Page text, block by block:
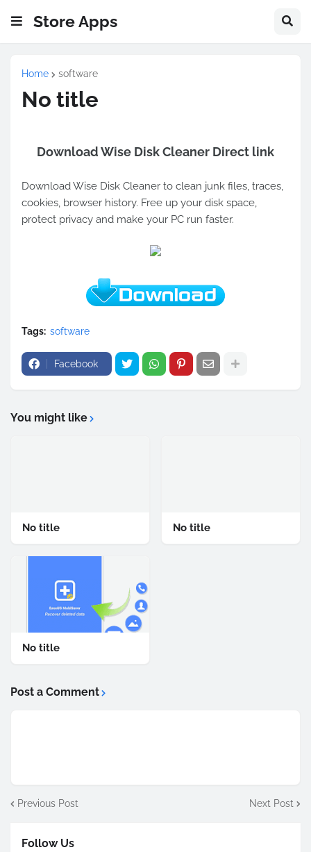
Store Apps
Home software
No title
Download Wise Disk Cleaner Direct link
Download Wise Disk Cleaner to clean junk files, traces,
cookies, browser history. Free up your disk space,
protect privacy and make your PC run faster.
Tags: software
Facebook
You might like
No title No title
No title
Post a Comment
Previous Post Next Post
Follow Us